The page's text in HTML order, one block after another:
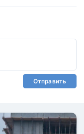
Отправить